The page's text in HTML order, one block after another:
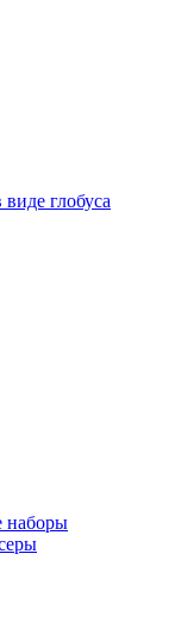
глобуса
наборы